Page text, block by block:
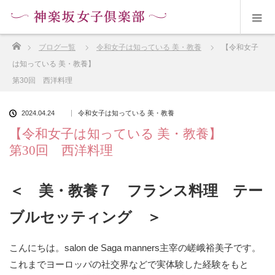
ブログ一覧 令和女子は知っている 美・教養
【令和女子
は知っている 美・教養】
第30回 西洋料理
2024.04.24 令和女子は知っている 美・教養
【令和女子は知っている 美・教養】
第30回 西洋料理
＜ 美・教養７ フランス料理 テー
ブルセッティング ＞
こんにちは。salon de Saga manners主宰の嵯峨裕美子です。
これまでヨーロッパの社交界などで実体験した経験をもと